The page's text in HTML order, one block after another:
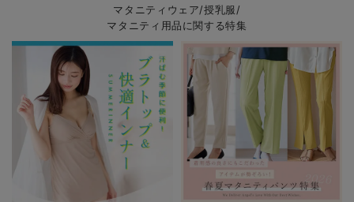
マタニティウェア/授乳服/
マタニティ用品に関する特集